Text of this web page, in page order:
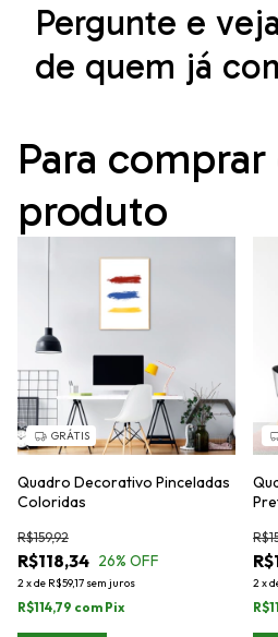
Pergunte e
de quem já
Para
produto
GRÁTIS
Quadro Decorativo Pinceladas
Coloridas
R$118,34
R$159,92
26% OFF
2xde R$59,17 sem juros
R$114,79 com Pix
2x